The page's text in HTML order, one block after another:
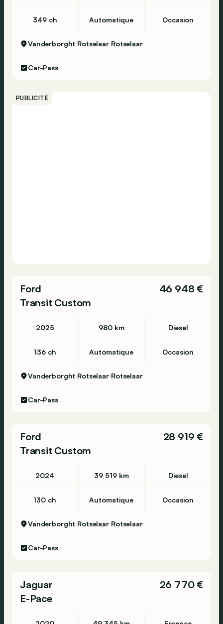
349 ch Automatique Occasion
Vanderborght Rotselaar Rotselaar
Car-Pass
PUBLICITÉ
Ford
Transit Custom
46 948 €
2025 980 km Diesel
136 ch Automatique Occasion
Vanderborght Rotselaar Rotselaar
Car-Pass
Ford
Transit Custom
28 919 €
2024 39 519 km Diesel
130 ch Automatique Occasion
Vanderborght Rotselaar Rotselaar
Car-Pass
Jaguar
E-Pace
26 770 €